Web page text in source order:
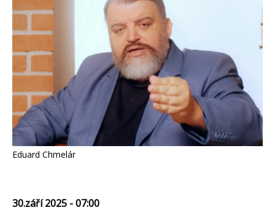
Eduard Chmelár
30.září 2025 - 07:00